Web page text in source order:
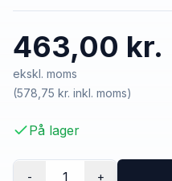
463,00 kr.
ekskl. moms
(578,75 kr. inkl. moms)
På lager
- 1 +